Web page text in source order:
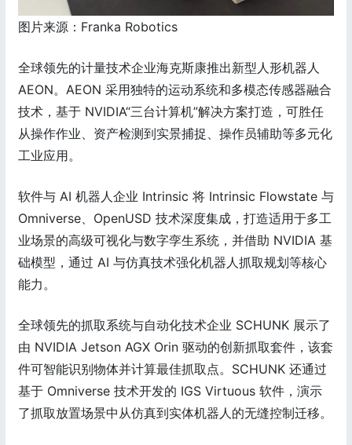
图片来源：Franka Robotics
全球领先的计量技术企业海克斯康推出新型人形机器人
AEON。AEON 采用独特的运动系统和多模态传感器融合
技术，基于 NVIDIA“三台计算机”解决方案打造，可胜任
从操作作业、资产检测到实景捕捉、操作员辅助等多元化
工业应用。
软件与 AI 机器人企业 Intrinsic 将 Intrinsic Flowstate 与
Omniverse、OpenUSD 技术深度集成，打造适用于多工
业场景的高级可视化与数字孪生系统，并借助 NVIDIA 基
础模型，通过 AI 与仿真技术强化机器人抓取规划等核心
能力。
全球领先的抓取系统与自动化技术企业 SCHUNK 展示了
由 NVIDIA Jetson AGX Orin 驱动的创新抓取套件，该套
件可智能识别物体并计算最佳抓取点。SCHUNK 还通过
基于 Omniverse 技术开发的 IGS Virtuous 软件，演示
了抓取放置场景中从仿真到实体机器人的无缝控制迁移。